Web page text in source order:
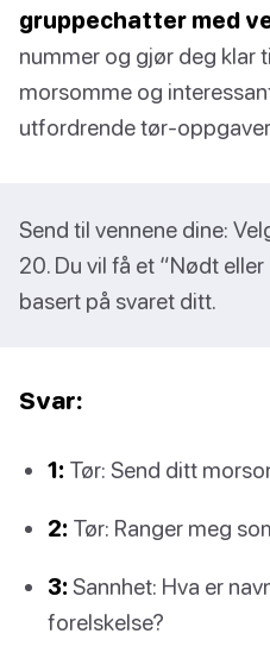
gruppechatter med
nummer og gjør deg klar
morsomme og
utfordrende tør-
Send til vennene dine:
20. Du vil få et “Nødt
basert på svaret ditt.
Svar:
1: Tør: Send ditt
2: Tør: Ranger meg
3: Sannhet: Hva er
forelskelse?